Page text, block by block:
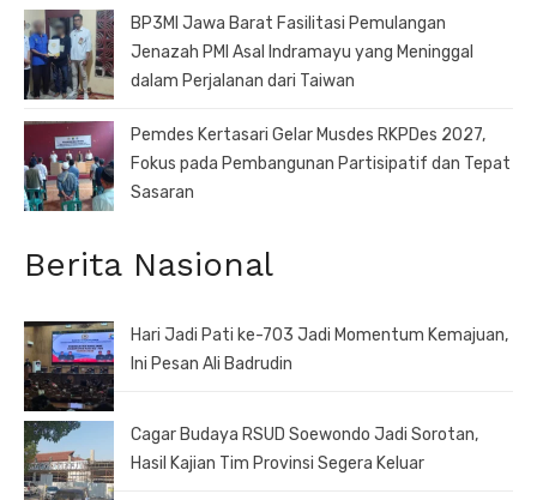
BP3MI Jawa Barat Fasilitasi Pemulangan
Jenazah PMI Asal Indramayu yang Meninggal
dalam Perjalanan dari Taiwan
Pemdes Kertasari Gelar Musdes RKPDes 2027,
Fokus pada Pembangunan Partisipatif dan Tepat
Sasaran
Berita Nasional
Hari Jadi Pati ke-703 Jadi Momentum Kemajuan,
Ini Pesan Ali Badrudin
Cagar Budaya RSUD Soewondo Jadi Sorotan,
Hasil Kajian Tim Provinsi Segera Keluar